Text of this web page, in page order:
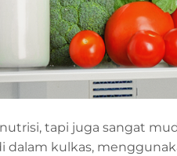
tapi juga sangat
dalam kulkas,